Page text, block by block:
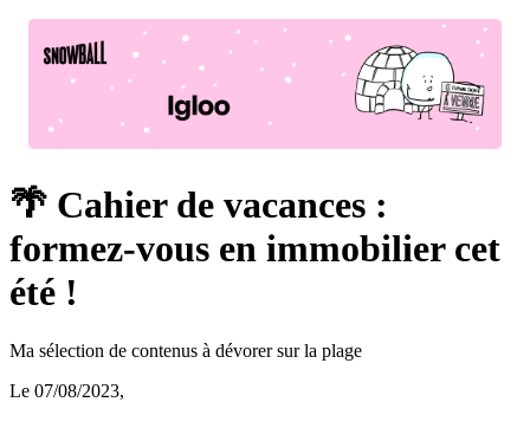
🌴 Cahier de vacances :
formez-vous en immobilier cet
été !
Ma sélection de contenus à dévorer sur la plage
Le 07/08/2023,